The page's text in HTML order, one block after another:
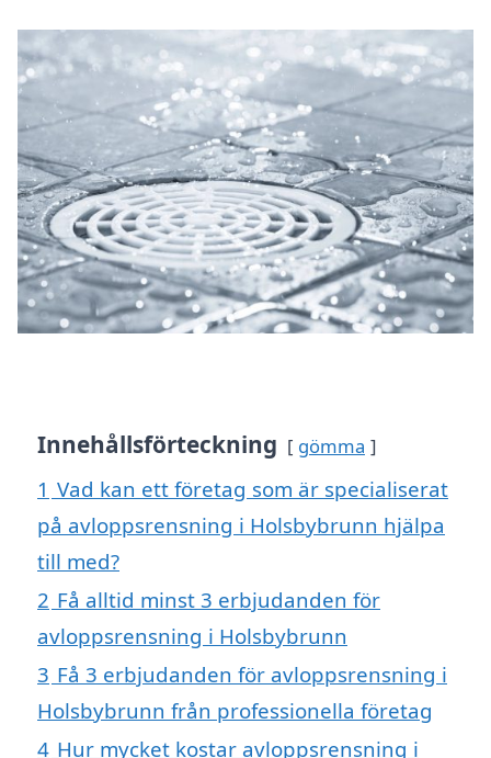
Innehållsförteckning gömma
1 Vad kan ett företag som är specialiserat
på avloppsrensning i Holsbybrunn hjälpa
till med?
2 Få alltid minst 3 erbjudanden för
avloppsrensning i Holsbybrunn
3 Få 3 erbjudanden för avloppsrensning i
Holsbybrunn från professionella företag
4 Hur mycket kostar avloppsrensning i